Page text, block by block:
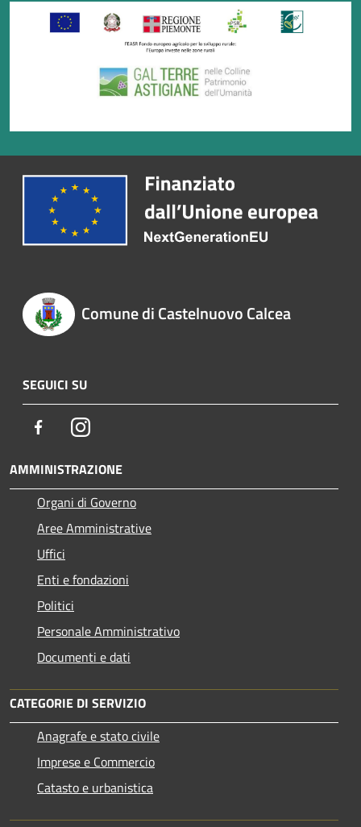
Comune di Castelnuovo Calcea
SEGUICI SU
FacebookInstagram
AMMINISTRAZIONE
Organi di Governo
Aree Amministrative
Uffici
Enti e fondazioni
Politici
Personale Amministrativo
Documenti e dati
CATEGORIE DI SERVIZIO
Anagrafe e stato civile
Imprese e Commercio
Catasto e urbanistica